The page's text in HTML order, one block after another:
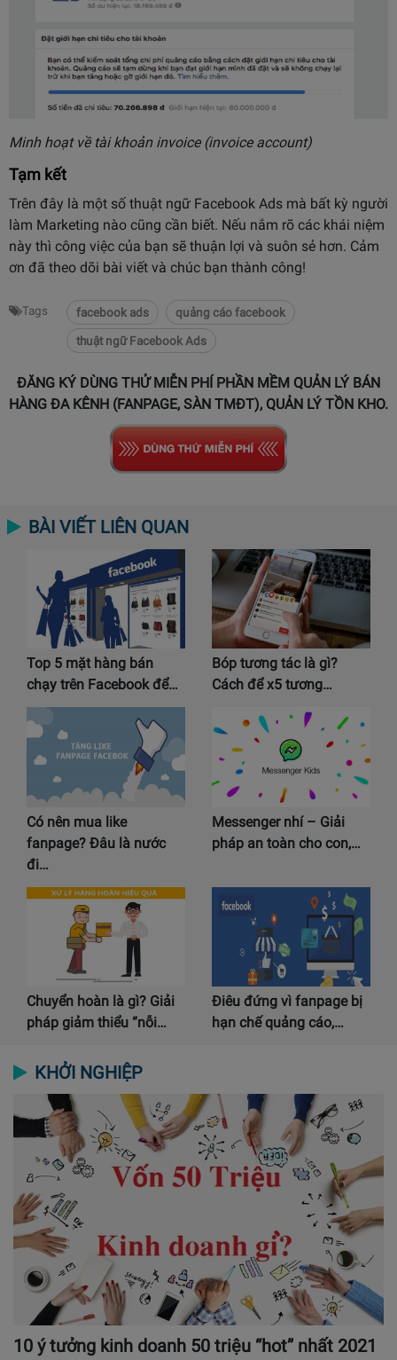
Minh hoạt về tài khoản invoice (invoice account)
Tạm kết
Trên đây là một số thuật ngữ Facebook Ads mà bất kỳ người
làm Marketing nào cũng cần biết. Nếu nắm rõ các khái niệm
này thì công việc của bạn sẽ thuận lợi và suôn sẻ hơn. Cảm
ơn đã theo dõi bài viết và chúc bạn thành công!
Tags facebook ads
quảng cáo facebook
thuật ngữ Facebook Ads
ĐĂNG KÝ DÙNG THỬ MIỄN PHÍ PHẦN MỀM QUẢN LÝ BÁN
HÀNG ĐA KÊNH (FANPAGE, SÀN TMĐT), QUẢN LÝ TỒN KHO.
BÀI VIẾT LIÊN QUAN
Top 5 mặt hàng bán
chạy trên Facebook để…
Bóp tương tác là gì?
Cách để x5 tương…
Có nên mua like
fanpage? Đâu là nước
đi…
Messenger nhí – Giải
pháp an toàn cho con,…
Chuyển hoàn là gì? Giải
pháp giảm thiểu “nỗi…
Điêu đứng vì fanpage bị
hạn chế quảng cáo,…
KHỞI NGHIỆP
10 ý tưởng kinh doanh 50 triệu “hot” nhất 2021